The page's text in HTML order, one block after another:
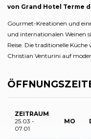
von Grand Hotel Terme
Gourmet-Kreationen und
und internationalen Weinen
Reise. Die traditionelle
Christian Venturini auf
ZEITRAUM:
25.03 -
07.01
MO